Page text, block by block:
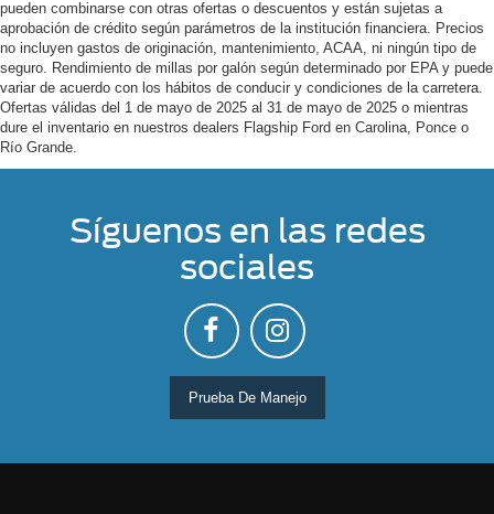
pueden combinarse con otras ofertas o descuentos y están sujetas a
aprobación de crédito según parámetros de la institución financiera. Precios
no incluyen gastos de originación, mantenimiento, ACAA, ni ningún tipo de
seguro. Rendimiento de millas por galón según determinado por EPA y puede
variar de acuerdo con los hábitos de conducir y condiciones de la carretera.
Ofertas válidas del 1 de mayo de 2025 al 31 de mayo de 2025 o mientras
dure el inventario en nuestros dealers Flagship Ford en Carolina, Ponce o
Río Grande.
Síguenos en las redes
sociales
Prueba De Manejo